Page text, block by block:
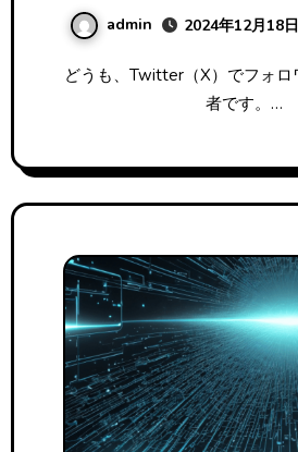
admin 2024年12月18日
どうも、Twitter（X）でフォロワー購入をしてる
者です。…